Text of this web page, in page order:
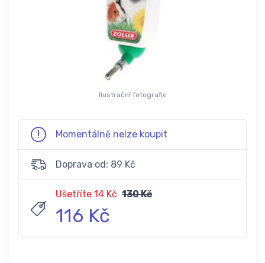
Ilustrační fotografie
Momentálně nelze koupit
Doprava od: 89 Kč
Ušetříte 14 Kč 130 Kč
116 Kč